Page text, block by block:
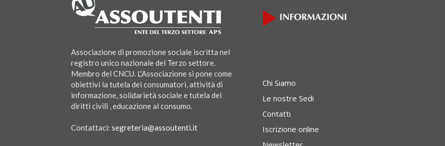
Associazione di promozione sociale iscritta nel
registro unico nazionale del Terzo settore.
Membro del CNCU. L'Associazione si pone come
obiettivi la tutela dei consumatori, attività di
informazione, solidarietà sociale e tutela dei
diritti civili , educazione al consumo.
Contattaci: segreteria@assoutenti.it
Chi Siamo
Le nostre Sedi
Contatti
Iscrizione online